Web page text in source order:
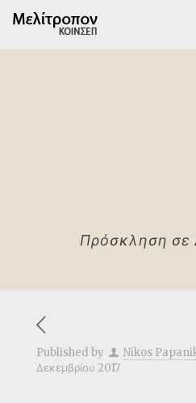
Πρόσκληση σε
Published by Nikos
Δεκεμβρίου 2017